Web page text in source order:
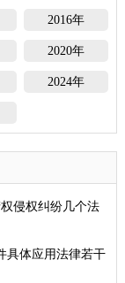
2016年
2020年
2024年
侵权纠纷几个法
具体应用法律若干